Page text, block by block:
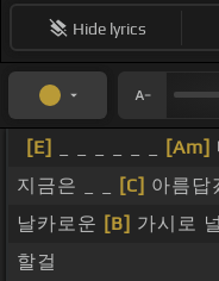
Hide lyrics
[E] [Am]
지금은 _ _
[C] 아름답
날카로운 [B] 가시로
할걸